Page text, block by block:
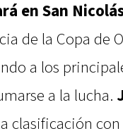
en San
de la Copa de
a los
a la lucha.
clasificación